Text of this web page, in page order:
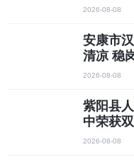
2026-08-08
安康市
清凉 稳
巢，社
2026-08-08
紫阳县
中荣获
2026-08-08